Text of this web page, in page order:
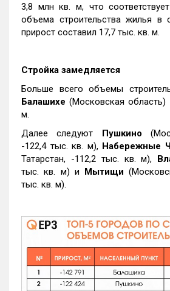
3,8 млн кв. м, что
объема строительства жилья в
прирост составил 17,7 тыс. кв. м.
Стройка замедляется
Больше всего объемы
Балашихе (Московская область)
м.
Далее следуют Пушкино
-122,4 тыс. кв. м), Набережные
Татарстан, -112,2 тыс. кв. м),
тыс. кв. м) и Мытищи
тыс. кв. м).